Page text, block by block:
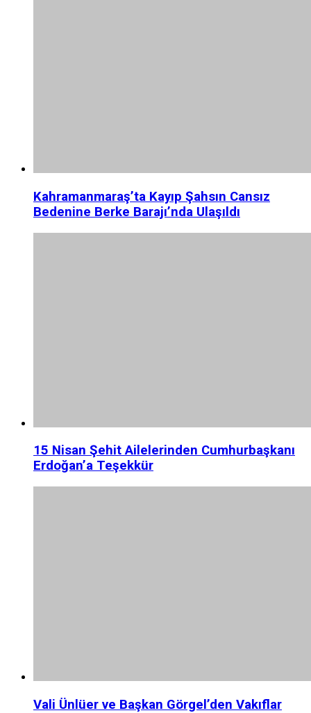
Kahramanmaraş’ta Kayıp Şahsın Cansız
Bedenine Berke Barajı’nda Ulaşıldı
15 Nisan Şehit Ailelerinden Cumhurbaşkanı
Erdoğan’a Teşekkür
Vali Ünlüer ve Başkan Görgel’den Vakıflar